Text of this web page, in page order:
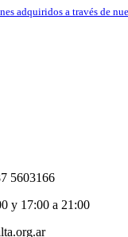
adquiridos a través de
5603166
y 17:00 a 21:00